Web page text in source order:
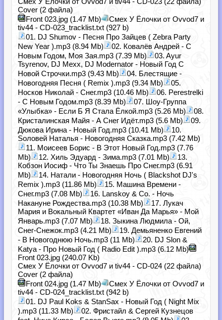
Cover (2 файла)
Front 023.jpg (1.47 Mb)
Смех У Ёлочки от Ovvod7 и
tiv44 - CD-023_tracklist.txt (927 b)
01. DJ Shumov - Песня Про Зайцев ( Zebra Party
New Year ).mp3 (8.94 Mb)
02. Ковалёв Андрей - С
Новым Годом, Моя Зая.mp3 (7.39 Mb)
03. Ayur
Tsyrenov, DJ Mexx, DJ Modernator - Новый Год С
Новой Строчки.mp3 (9.43 Mb)
04. Блестящие -
Новогодняя Песня ( Remix ).mp3 (9.34 Mb)
05.
Носков Николай - Снег.mp3 (10.46 Mb)
06. Perestrelki
- С Новым Годом.mp3 (8.39 Mb)
07. Шоу-Группа
«Улыбка» - Если Б Я Стала Ёлкой.mp3 (5.26 Mb)
08.
Кристалинская Майя - А Снег Идёт.mp3 (5.6 Mb)
09.
Дюкова Ирина - Новый Год.mp3 (10.41 Mb)
10.
Sоловей Наталья - Новогодняя Сказка.mp3 (7.42 Mb)
11. Моисеев Борис - В Этот Новый Год.mp3 (7.76
Mb)
12. Хиль Эдуард - Зима.mp3 (7.01 Mb)
13.
Кобзон Иосиф - Что Ты Знаешь Про Снег.mp3 (6.91
Mb)
14. Натали - Новогодняя Ночь ( Blackshot DJ's
Remix ).mp3 (11.86 Mb)
15. Машина Времени -
Снег.mp3 (7.08 Mb)
16. Lanskoy & Co. - Ночь
Накануне Рождества.mp3 (10.38 Mb)
17. Лукач
Мария и Вокальный Квартет «Иван Да Марья» - Мой
Январь.mp3 (7.07 Mb)
18. Зыкина Людмила - Ой,
Снег-Снежок.mp3 (4.21 Mb)
19. Демьяненко Евгений
- В Новогоднюю Ночь.mp3 (11 Mb)
20. DJ Slon &
Katya - Про Новый Год ( Radio Edit ).mp3 (6.12 Mb)
Front 023.jpg (240.07 Kb)
Смех У Ёлочки от Ovvod7 и tiv44 - CD-024 (22 файла)
Cover (2 файла)
Front 024.jpg (1.47 Mb)
Смех У Ёлочки от Ovvod7 и
tiv44 - CD-024_tracklist.txt (942 b)
01. DJ Paul Koks & StanSax - Новый Год ( Night Mix
).mp3 (11.33 Mb)
02. Фристайл & Сергей Кузнецов